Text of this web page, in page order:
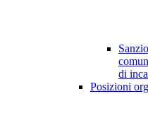
di
Posizioni